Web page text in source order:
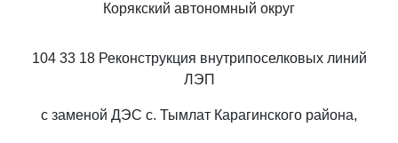
Корякский автономный округ
104 33 18 Реконструкция внутрипоселковых линий
ЛЭП
с заменой ДЭС с. Тымлат Карагинского района,